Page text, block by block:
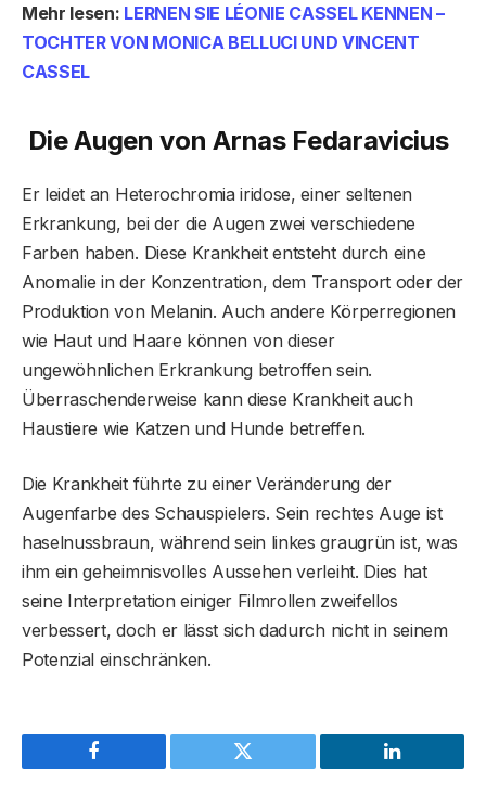
Mehr lesen: LERNEN SIE LÉONIE CASSEL KENNEN –
TOCHTER VON MONICA BELLUCI UND VINCENT
CASSEL
Die Augen von Arnas Fedaravicius
Er leidet an Heterochromia iridose, einer seltenen
Erkrankung, bei der die Augen zwei verschiedene
Farben haben. Diese Krankheit entsteht durch eine
Anomalie in der Konzentration, dem Transport oder der
Produktion von Melanin. Auch andere Körperregionen
wie Haut und Haare können von dieser
ungewöhnlichen Erkrankung betroffen sein.
Überraschenderweise kann diese Krankheit auch
Haustiere wie Katzen und Hunde betreffen.
Die Krankheit führte zu einer Veränderung der
Augenfarbe des Schauspielers. Sein rechtes Auge ist
haselnussbraun, während sein linkes graugrün ist, was
ihm ein geheimnisvolles Aussehen verleiht. Dies hat
seine Interpretation einiger Filmrollen zweifellos
verbessert, doch er lässt sich dadurch nicht in seinem
Potenzial einschränken.
Facebook Twitter LinkedIn